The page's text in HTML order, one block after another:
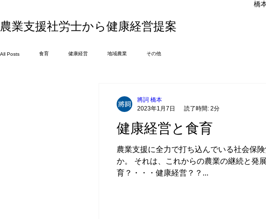
橋
​農業支援社労士から健康経営提案
All Posts 食育 健康経営 地域農業 その他
健康経営と食育
農業支援に全力で打ち込んでいる社会保
か。 それは、これからの農業の継続と発
育？・・・健康経営？？...
將詞 橋本
2023年1月7日
読了時間: 2分